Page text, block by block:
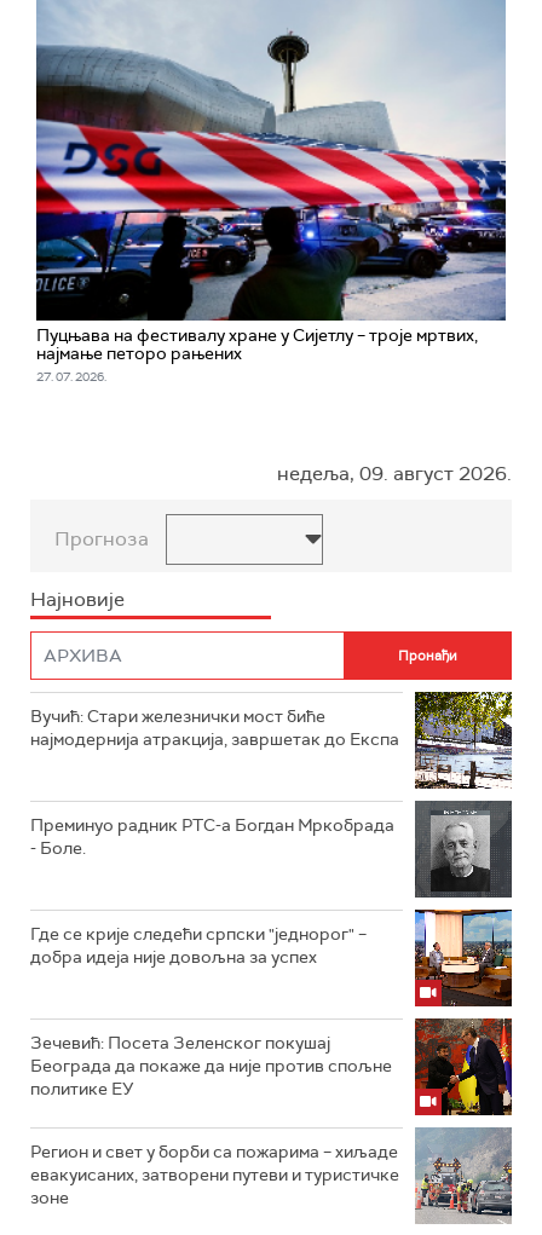
Пуцњава на фестивалу хране у Сијетлу – троје мртвих,
најмање петоро рањених
27. 07. 2026.
недеља, 09. август 2026.
Прогноза
Најновије
Вучић: Стари железнички мост биће
најмодернија атракција, завршетак до Експа
Преминуо радник РТС-а Богдан Мркобрада
- Боле.
Где се крије следећи српски "једнорог" –
добра идеја није довољна за успех
Зечевић: Посета Зеленског покушај
Београда да покаже да није против спољне
политике ЕУ
Регион и свет у борби са пожарима – хиљаде
евакуисаних, затворени путеви и туристичке
зоне